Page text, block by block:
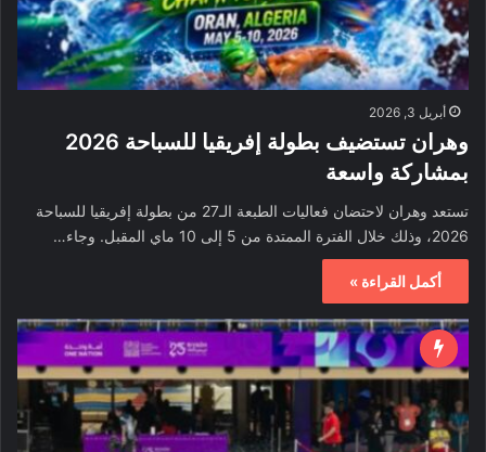
أبريل 3, 2026
وهران تستضيف بطولة إفريقيا للسباحة 2026
بمشاركة واسعة
تستعد وهران لاحتضان فعاليات الطبعة الـ27 من بطولة إفريقيا للسباحة
2026، وذلك خلال الفترة الممتدة من 5 إلى 10 ماي المقبل. وجاء…
أكمل القراءة »